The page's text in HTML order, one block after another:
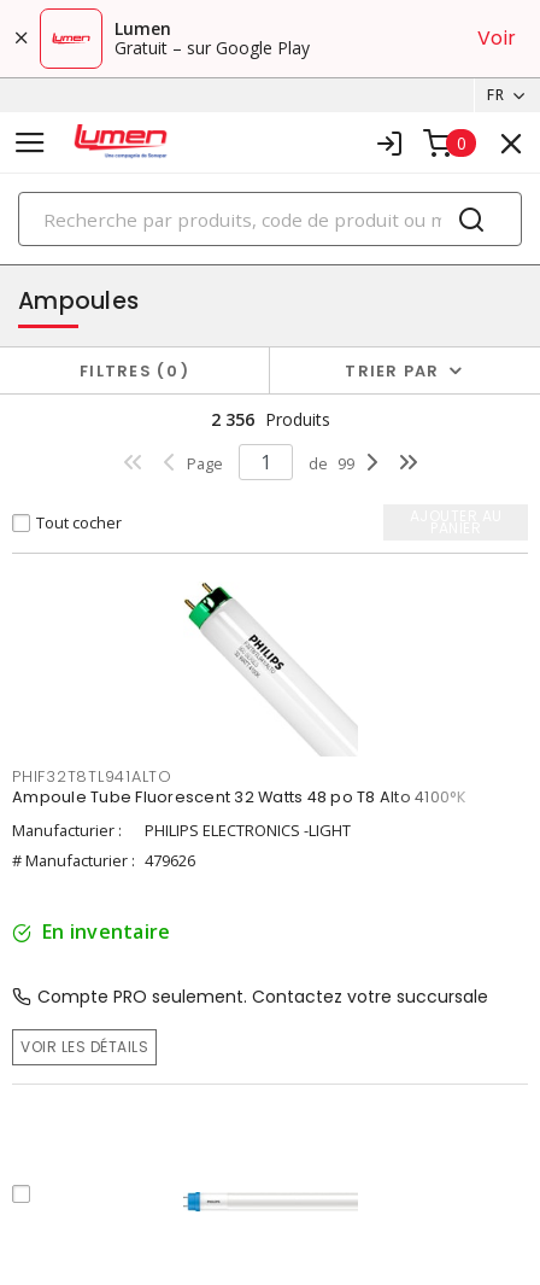
Lumen
Gratuit – sur Google Play
Voir
FR
0
PRODUITS
éclairage
Ampoules
FILTRES 0 TRIER PAR
2 356 Produits
Page de 99
Tout cocher
PHIF32T8TL941ALTO
Ampoule Tube Fluorescent 32 Watts 48 po T8 Alto 4100°K
Manufacturier :
PHILIPS ELECTRONICS -LIGHT
# Manufacturier : 479626
En inventaire
Compte PRO seulement. Contactez votre succursale
VOIR LES DÉTAILS